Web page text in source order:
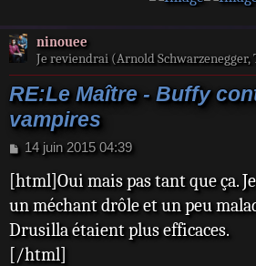
ninouee
Je reviendrai (Arnold
RE:Le Maître - Buffy
vampires
M
s
a
g
e
14 juin 2015 04:39
[html]Oui mais pas tant que ça.
un méchant drôle et un peu
Drusilla étaient plus efficaces.
[/html]